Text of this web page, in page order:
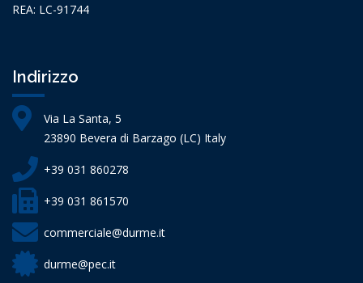
REA: LC-91744
Indirizzo
Via La Santa, 5
23890 Bevera di Barzago (LC) Italy
+39 031 860278
+39 031 861570
commerciale@durme.it
durme@pec.it